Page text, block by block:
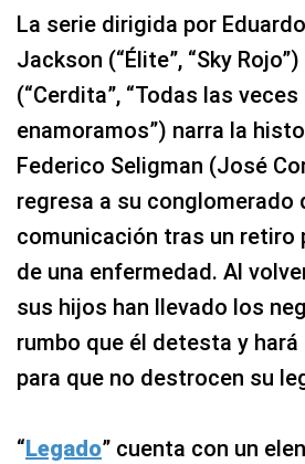
La serie dirigida por
Jackson (“Élite”, “Sky
(“Cerdita”, “Todas las
enamoramos”) narra la
Federico Seligman (José
regresa a su conglomerado
comunicación tras un retiro
de una enfermedad. Al
sus hijos han llevado los
rumbo que él detesta y
para que no destrocen su
“Legado” cuenta con un